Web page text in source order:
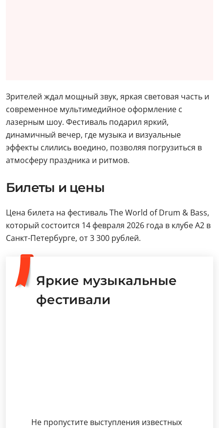
Зрителей ждал мощный звук, яркая световая часть и
современное мультимедийное оформление с
лазерным шоу. Фестиваль подарил яркий,
динамичный вечер, где музыка и визуальные
эффекты слились воедино, позволяя погрузиться в
атмосферу праздника и ритмов.
Билеты и цены
Цена билета на фестиваль The World of Drum & Bass,
который состоится 14 февраля 2026 года в клубе А2 в
Санкт-Петербурге, от 3 300 рублей.
Яркие музыкальные
фестивали
Не пропустите выступления известных